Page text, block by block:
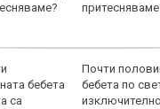
Почти
бебета по
изключително